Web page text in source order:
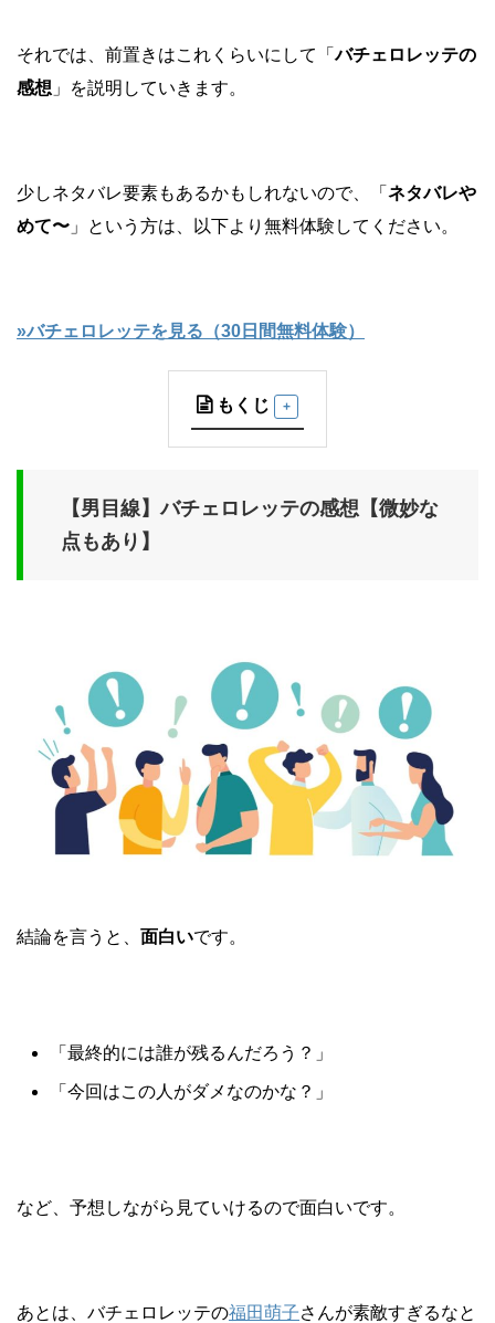
それでは、前置きはこれくらいにして「バチェロレッテの
感想 」を説明していきます。
少しネタバレ要素もあるかもしれないので、「 ネタバレや
めて〜 」という方は、以下より無料体験してください。
»バチェロレッテを見る（30日間無料体験）
もくじ
【男目線】バチェロレッテの感想【微妙な
点もあり】
結論を言うと、 面白いです。
「最終的には誰が残るんだろう？」
「今回はこの人がダメなのかな？」
など、予想しながら見ていけるので面白いです。
あとは、バチェロレッテの福田萌子さんが素敵すぎるなと